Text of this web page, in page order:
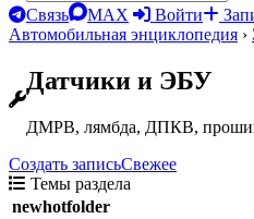
Связь MAX Войти
Автомобильная энциклопедия ›
Датчики и ЭБУ
ДМРВ, лямбда, ДПКВ,
Создать записьСвежее
Темы раздела
newhotfolder